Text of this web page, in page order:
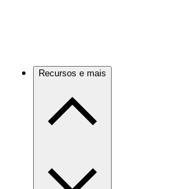
Recursos e mais